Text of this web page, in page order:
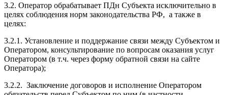
3.2. Оператор обрабатывает ПДн Субъекта исключительно в
целях соблюдения норм законодательства РФ, а также в
целях:
3.2.1. Установление и поддержание связи между Субъектом и
Оператором, консультирование по вопросам оказания услуг
Оператором (в т.ч. через форму обратной связи на сайте
Оператора);
3.2.2. Заключение договоров и исполнение Оператором